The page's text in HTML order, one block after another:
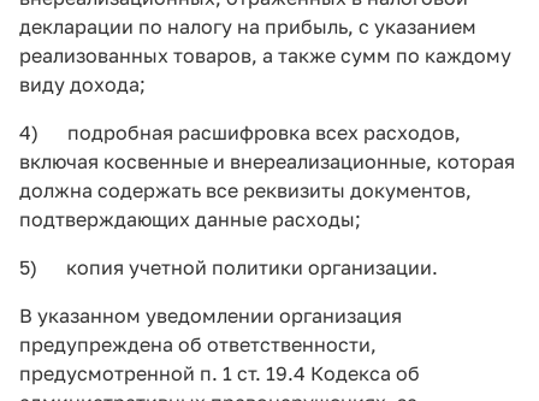
декларации по налогу на прибыль, с указанием
реализованных товаров, а также сумм по каждому
виду дохода;
4) подробная расшифровка всех расходов,
включая косвенные и внереализационные, которая
должна содержать все реквизиты документов,
подтверждающих данные расходы;
5) копия учетной политики организации.
В указанном уведомлении организация
предупреждена об ответственности,
предусмотренной п. 1 ст. 19.4 Кодекса об